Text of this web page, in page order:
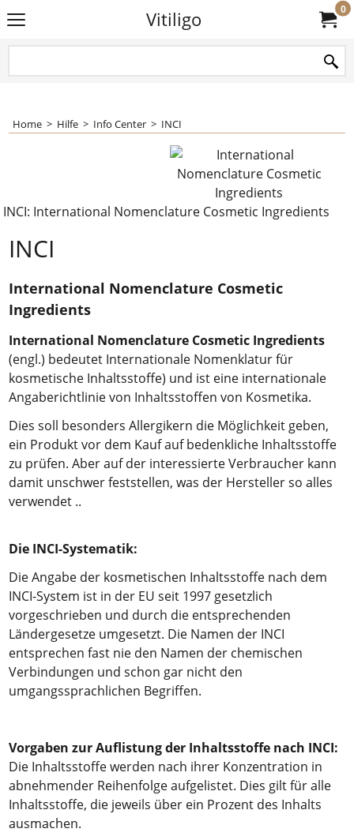
Vitiligo 0
Home > Hilfe > Info Center > INCI
INCI: International Nomenclature Cosmetic Ingredients
INCI
International Nomenclature Cosmetic
Ingredients
International Nomenclature Cosmetic Ingredients
(engl.) bedeutet Internationale Nomenklatur für
kosmetische Inhaltsstoffe) und ist eine internationale
Angaberichtlinie von Inhaltsstoffen von Kosmetika.
Dies soll besonders Allergikern die Möglichkeit geben,
ein Produkt vor dem Kauf auf bedenkliche Inhaltsstoffe
zu prüfen. Aber auf der interessierte Verbraucher kann
damit unschwer feststellen, was der Hersteller so alles
verwendet ..
Die INCI-Systematik:
Die Angabe der kosmetischen Inhaltsstoffe nach dem
INCI-System ist in der EU seit 1997 gesetzlich
vorgeschrieben und durch die entsprechenden
Ländergesetze umgesetzt. Die Namen der INCI
entsprechen fast nie den Namen der chemischen
Verbindungen und schon gar nicht den
umgangssprachlichen Begriffen.
Vorgaben zur Auflistung der Inhaltsstoffe nach INCI:
Die Inhaltsstoffe werden nach ihrer Konzentration in
abnehmender Reihenfolge aufgelistet. Dies gilt für alle
Inhaltsstoffe, die jeweils über ein Prozent des Inhalts
ausmachen.